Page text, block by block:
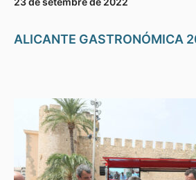
ALICANTE GASTRONÓMICA